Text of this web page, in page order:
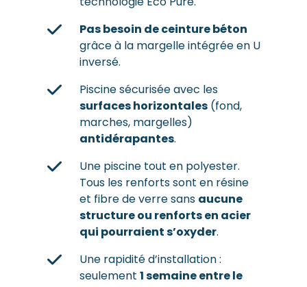
Pas besoin de ceinture béton
grâce à la margelle intégrée en U
inversé.
Piscine sécurisée avec les
surfaces horizontales (fond,
marches, margelles)
antidérapantes.
Une piscine tout en polyester.
Tous les renforts sont en résine
et fibre de verre sans aucune
structure ou renforts en acier
qui pourraient s’oxyder.
Une rapidité d’installation :
seulement 1 semaine entre le